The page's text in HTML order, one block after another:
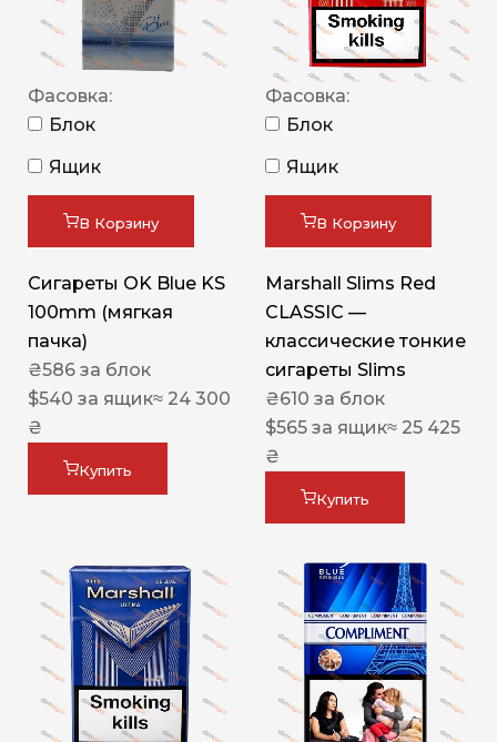
Фасовка:
Блок
Ящик
В Корзину
Сигареты OK Blue KS
100mm (мягкая
пачка)
₴586 за блок
$540 за ящик≈ 24 300
₴
Купить
Фасовка:
Блок
Ящик
В Корзину
Marshall Slims Red
CLASSIC —
классические тонкие
сигареты Slims
₴610 за блок
$565 за ящик≈ 25 425
₴
Купить